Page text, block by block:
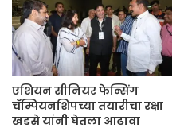
एशियन सीनियर फेन्सिंग
चॅम्पियनशिपच्या तयारीचा रक्षा
खडसे यांनी घेतला आढावा